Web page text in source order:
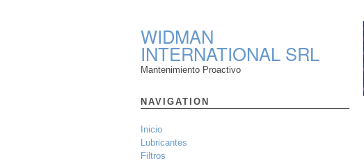
WIDMAN
INTERNATIONAL SRL
Mantenimiento Proactivo
NAVIGATION
Inicio
Lubricantes
Filtros